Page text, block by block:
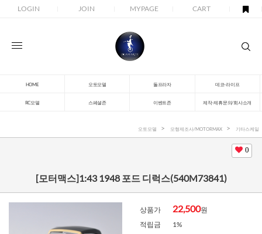
LOGIN JOIN MYPAGE CART
HOME 오토모델 돌프라자 데코-라이프
RC모델 스페셜존 이벤트존 제작-제휴문의/회사소개
오토모델 모형제조사/MOTORMAX 기타스케일
0
[모터맥스]1:43 1948 포드 디럭스(540M73841)
상품가 22,500원
적립금
1%